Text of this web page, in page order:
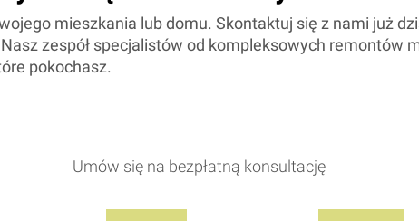
mieszkania lub domu. Skontaktuj się z nami już
zespół specjalistów od kompleksowych remontów
pokochasz.
Umów się na bezpłatną konsultację